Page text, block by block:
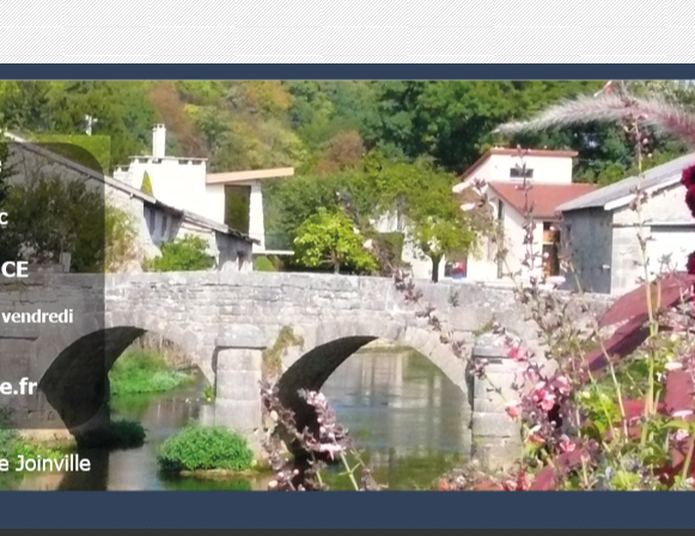
.
.
.